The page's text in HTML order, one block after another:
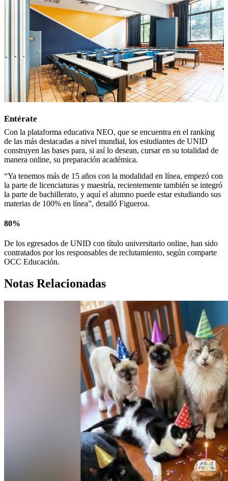
Entérate
Con la plataforma educativa NEO, que se encuentra en el ranking
de las más destacadas a nivel mundial, los estudiantes de UNID
construyen las bases para, si así lo desean, cursar en su totalidad de
manera online, su preparación académica.
“Ya tenemos más de 15 años con la modalidad en línea, empezó con
la parte de licenciaturas y maestría, recientemente también se integró
la parte de bachillerato, y aquí el alumno puede estar estudiando sus
materias de 100% en línea”, detalló Figueroa.
80%
De los egresados de UNID con título universitario online, han sido
contratados por los responsables de reclutamiento, según comparte
OCC Educación.
Notas Relacionadas